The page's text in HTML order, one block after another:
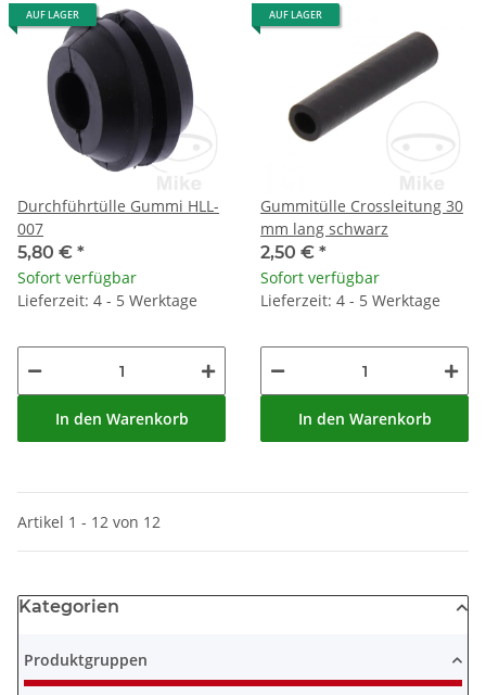
AUF LAGER
Durchführtülle Gummi HLL-
007
5,80 € *
Sofort verfügbar
Lieferzeit: 4 - 5 Werktage
In den Warenkorb
AUF LAGER
Gummitülle Crossleitung 30
mm lang schwarz
2,50 € *
Sofort verfügbar
Lieferzeit: 4 - 5 Werktage
In den Warenkorb
Artikel 1 - 12 von 12
Kategorien
Produktgruppen